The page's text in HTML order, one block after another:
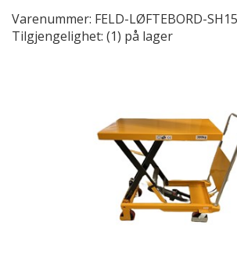
Varenummer: FELD-LØFTEBORD-
Tilgjengelighet: (1) på lager